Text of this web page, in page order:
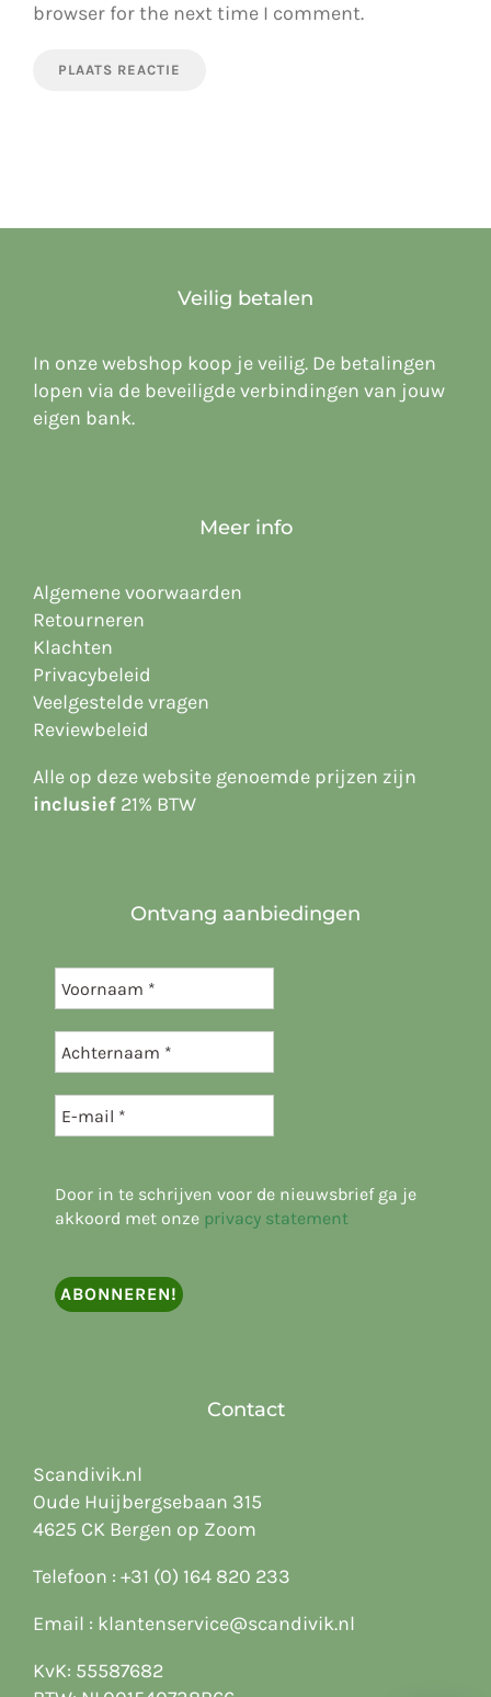
browser for the next time I comment.
Veilig betalen
In onze webshop koop je veilig. De betalingen
lopen via de beveiligde verbindingen van jouw
eigen bank.
Meer info
Algemene voorwaarden
Retourneren
Klachten
Privacybeleid
Veelgestelde vragen
Reviewbeleid
Alle op deze websitegenoemde prijzen zijn
inclusief21% BTW
Ontvang aanbiedingen
Door in te schrijven voor de nieuwsbrief ga je
akkoord met onze privacy statement
Contact
Scandivik.nl
Oude Huijbergsebaan 315
4625 CK Bergen op Zoom
Telefoon : +31 (0) 164 820 233
Email : klantenservice@scandivik.nl
KvK: 55587682